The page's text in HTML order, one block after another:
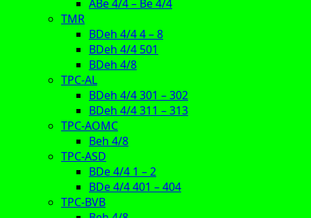
ABe 4/4 – Be 4/4
TMR
BDeh 4/4 4 – 8
BDeh 4/4 501
BDeh 4/8
TPC-AL
BDeh 4/4 301 – 302
BDeh 4/4 311 – 313
TPC-AOMC
Beh 4/8
TPC-ASD
BDe 4/4 1 – 2
BDe 4/4 401 – 404
TPC-BVB